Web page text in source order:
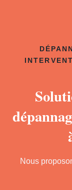
Nous